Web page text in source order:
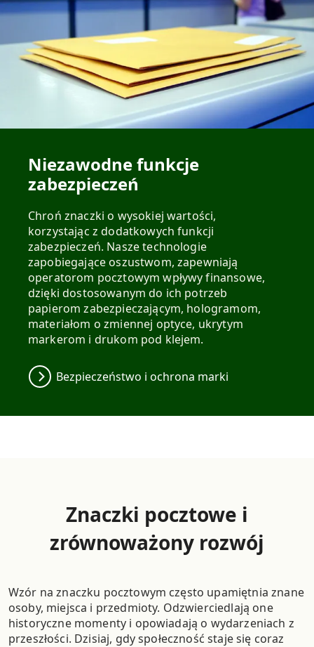
Niezawodne funkcje
zabezpieczeń
Chroń znaczki o wysokiej wartości,
korzystając z dodatkowych funkcji
zabezpieczeń. Nasze technologie
zapobiegające oszustwom, zapewniają
operatorom pocztowym wpływy finansowe,
dzięki dostosowanym do ich potrzeb
papierom zabezpieczającym, hologramom,
materiałom o zmiennej optyce, ukrytym
markerom i drukom pod klejem.
Bezpieczeństwo i ochrona marki
Znaczki pocztowe i
zrównoważony rozwój
Wzór na znaczku pocztowym często upamiętnia znane
osoby, miejsca i przedmioty. Odzwierciedlają one
historyczne momenty i opowiadają o wydarzeniach z
przeszłości. Dzisiaj, gdy społeczność staje się coraz